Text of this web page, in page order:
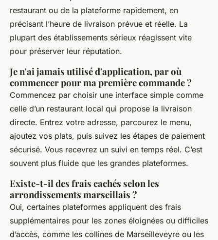
restaurant ou de la plateforme rapidement, en
précisant l’heure de livraison prévue et réelle. La
plupart des établissements sérieux réagissent vite
pour préserver leur réputation.
Je n'ai jamais utilisé d'application, par où
commencer pour ma première commande ?
Commencez par choisir une interface simple comme
celle d’un restaurant local qui propose la livraison
directe. Entrez votre adresse, parcourez le menu,
ajoutez vos plats, puis suivez les étapes de paiement
sécurisé. Vous recevrez un suivi en temps réel. C’est
souvent plus fluide que les grandes plateformes.
Existe-t-il des frais cachés selon les
arrondissements marseillais ?
Oui, certaines plateformes appliquent des frais
supplémentaires pour les zones éloignées ou difficiles
d’accès, comme les collines de Marseilleveyre ou les